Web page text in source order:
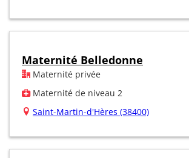
Maternité Belledonne
Maternité privée
Maternité de niveau 2
Saint-Martin-d'Hères (38400)